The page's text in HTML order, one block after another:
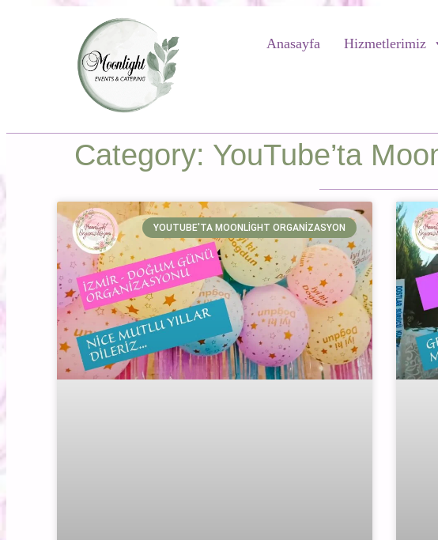
Anasayfa Hizmetlerimiz
Category: YouTube’ta
YOUTUBE'TA MOONLIGHT ORGANIZASYON